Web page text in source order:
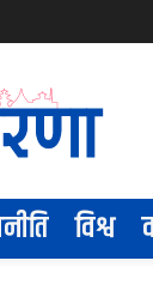
विश्व